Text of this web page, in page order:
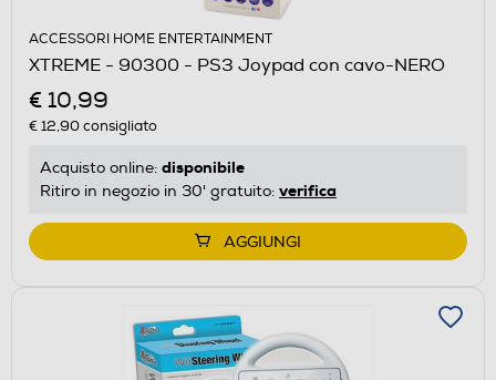
ACCESSORI HOME ENTERTAINMENT
XTREME - 90300 - PS3 Joypad con cavo-NERO
€ 10,99
€ 12,90consigliato
Acquisto online: disponibile
Ritiro in negozio in 30' gratuito: verifica
AGGIUNGI